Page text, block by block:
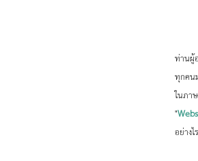
ท่านผู้
ทุกคน
ในภา
"
อย่าง